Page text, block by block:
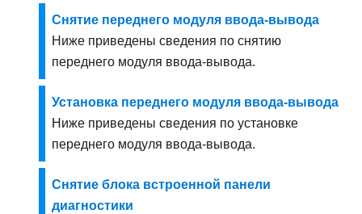
Снятие переднего модуля ввода-вывода
Ниже приведены сведения по снятию
переднего модуля ввода-вывода.
Установка переднего модуля ввода-вывода
Ниже приведены сведения по установке
переднего модуля ввода-вывода.
Снятие блока встроенной панели
диагностики